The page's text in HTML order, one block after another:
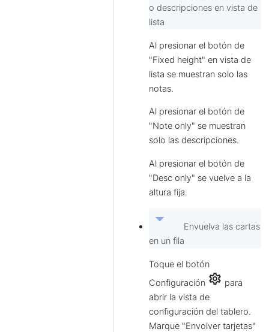
o descripciones en vista de
lista
Al presionar el botón de
"Fixed height" en vista de
lista se muestran solo las
notas.
Al presionar el botón de
"Note only" se muestran
solo las descripciones.
Al presionar el botón de
"Desc only" se vuelve a la
altura fija.
arrow_drop_down
Envuelva las cartas
en un fila
Toque el botón
Configuración settings para
abrir la vista de
configuración del tablero.
Marque "Envolver tarjetas"